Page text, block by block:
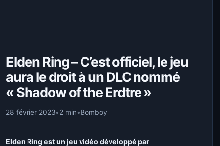
Elden Ring – C’est officiel, le jeu
aura le droit à un DLC nommé
« Shadow of the Erdtre »
28 février 2023•2 min•Bomboy
Elden Ring est un jeu vidéo développé par